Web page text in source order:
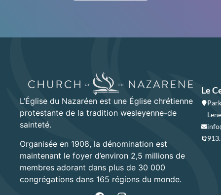
L’Église du Nazaréen est une Église chrétienne
protestante de la tradition wesleyenne-de
sainteté.
Organisée en 1908, la dénomination est
maintenant le foyer d’environ 2,5 millions de
membres adorant dans plus de 30 000
congrégations dans 165 régions du monde.
Le